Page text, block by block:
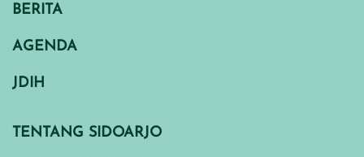
BERITA
AGENDA
JDIH
TENTANG SIDOARJO